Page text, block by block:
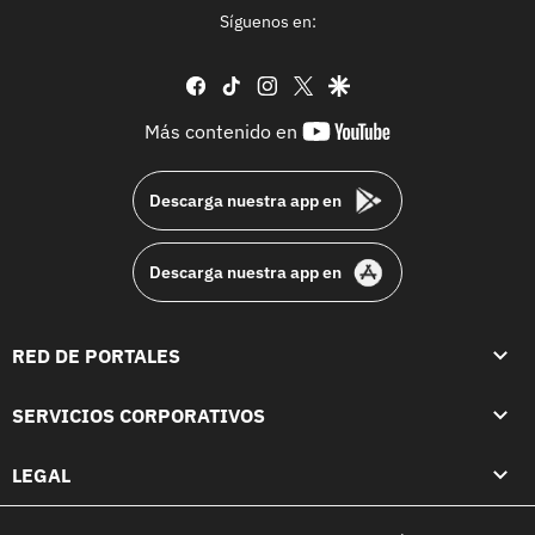
Síguenos en:
facebook
tiktok instagram
twittergoogle
Más contenido en
youtube-
Descarga nuestra app en
Descarga nuestra app en
RED DE PORTALES
SERVICIOS CORPORATIVOS
LEGAL